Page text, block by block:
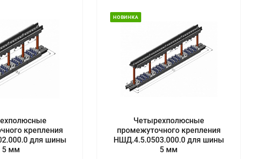
крепления
для шины
5 мм
НОВИНКА
Четырехполюсные
промежуточного крепления
НШД.4.5.0503.000.0 для шины
5 мм